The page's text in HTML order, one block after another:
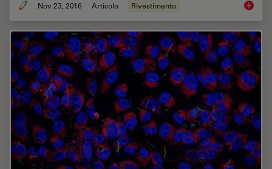
Nov 23, 2016 Articolo Rivestimento Each